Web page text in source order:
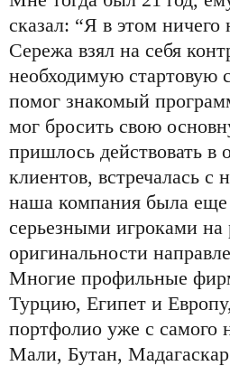
сказал: “Я в этом
Сережа взял на себя
необходимую стартовую
помог знакомый
мог бросить свою
пришлось действовать в
клиентов, встречалась
наша компания была еще
серьезными игроками на
оригинальности
Многие профильные
Турцию, Египет и
портфолио уже с самого
Мали, Бутан,